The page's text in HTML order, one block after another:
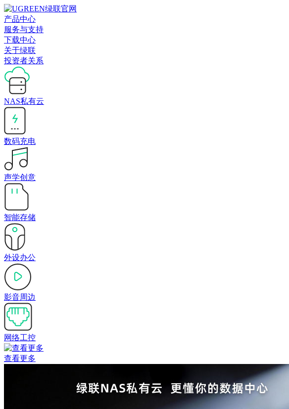
产品中心
服务与支持
下载中心
关于绿联
投资者关系
NAS私有云
数码充电
声学创意
智能存储
外设办公
影音周边
网络工控
查看更多